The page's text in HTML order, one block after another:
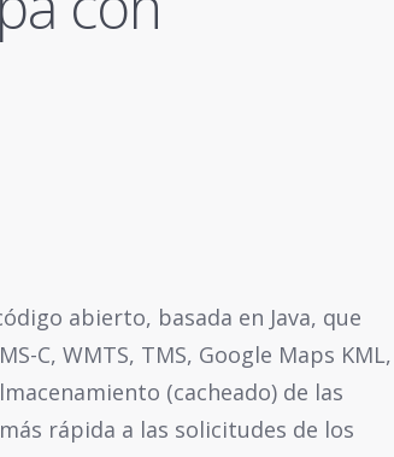
abierto, basada en Java, que
C, WMTS, TMS, Google Maps KML,
(cacheado) de las
rápida a las solicitudes de los